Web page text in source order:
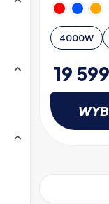
4000W
19